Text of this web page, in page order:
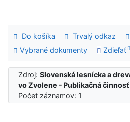
Do košíka Trvalý odkaz
Vybrané dokumenty
Zdieľať
Zdroj:Slovenská lesnícka a
vo Zvolene - Publikačná činnosť
Počet záznamov: 1